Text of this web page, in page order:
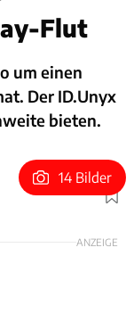
Flut
um einen
Der ID.Unyx
bieten.
Foto: VW
14 Bilder
ANZEIGE